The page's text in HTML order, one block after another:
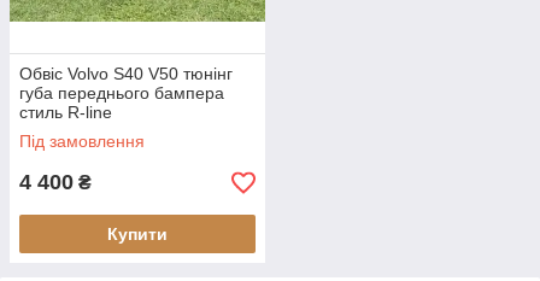
Обвіс Volvo S40 V50 тюнінг
губа переднього бампера
стиль R-line
Під замовлення
4 400 ₴
Купити